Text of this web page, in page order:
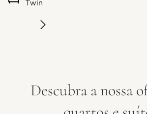
Twin
Descubra a nossa